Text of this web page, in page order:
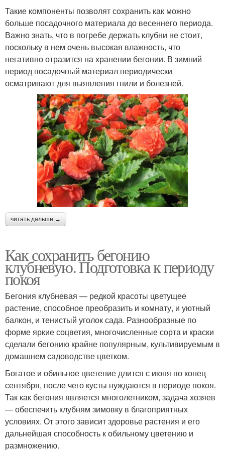
Такие компоненты позволят сохранить как можно
больше посадочного материала до весеннего периода.
Важно знать, что в погребе держать клубни не стоит,
поскольку в нем очень высокая влажность, что
негативно отразится на хранении бегонии. В зимний
период посадочный материал периодически
осматривают для выявления гнили и болезней.
читать дальше →
Как сохранить бегонию
клубневую. Подготовка к периоду
покоя
Бегония клубневая — редкой красоты цветущее
растение, способное преобразить и комнату, и уютный
балкон, и тенистый уголок сада. Разнообразные по
форме яркие соцветия, многочисленные сорта и краски
сделали бегонию крайне популярным, культивируемым в
домашнем садоводстве цветком.
Богатое и обильное цветение длится с июня по конец
сентября, после чего кусты нуждаются в периоде покоя.
Так как бегония является многолетником, задача хозяев
— обеспечить клубням зимовку в благоприятных
условиях. От этого зависит здоровье растения и его
дальнейшая способность к обильному цветению и
размножению.